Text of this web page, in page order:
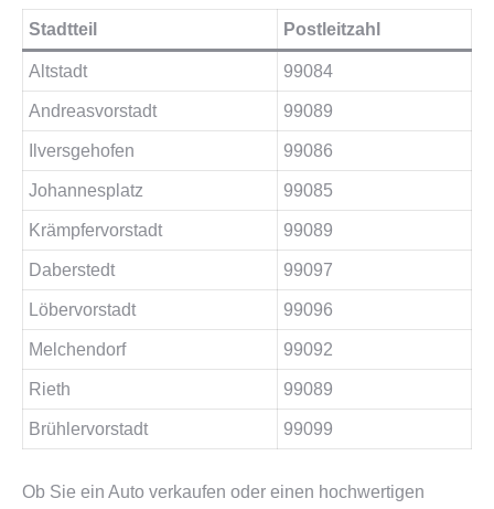
Stadtteil Postleitzahl
Altstadt 99084
Andreasvorstadt 99089
Ilversgehofen 99086
Johannesplatz 99085
Krämpfervorstadt 99089
Daberstedt 99097
Löbervorstadt 99096
Melchendorf 99092
Rieth 99089
Brühlervorstadt 99099
Ob Sie ein Auto verkaufen oder einen hochwertigen